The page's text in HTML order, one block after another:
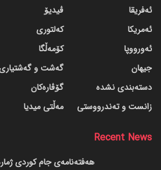
ئەفریقا
ئەمریکا
ئەورووپا
جیهان
دسته‌بندی نشده
زانست و تەندرووستی
ڤیدیۆ
کەلتوری
کۆمەڵگا
گه‌شت و گه‌شتیاری
گۆڤاره‌کان
مەڵتی میدیا
Recent News
هەفتەنامەی جام کوردی ژمارەی